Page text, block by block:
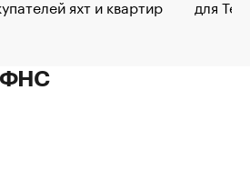
яхт и квартир
для
ФНС